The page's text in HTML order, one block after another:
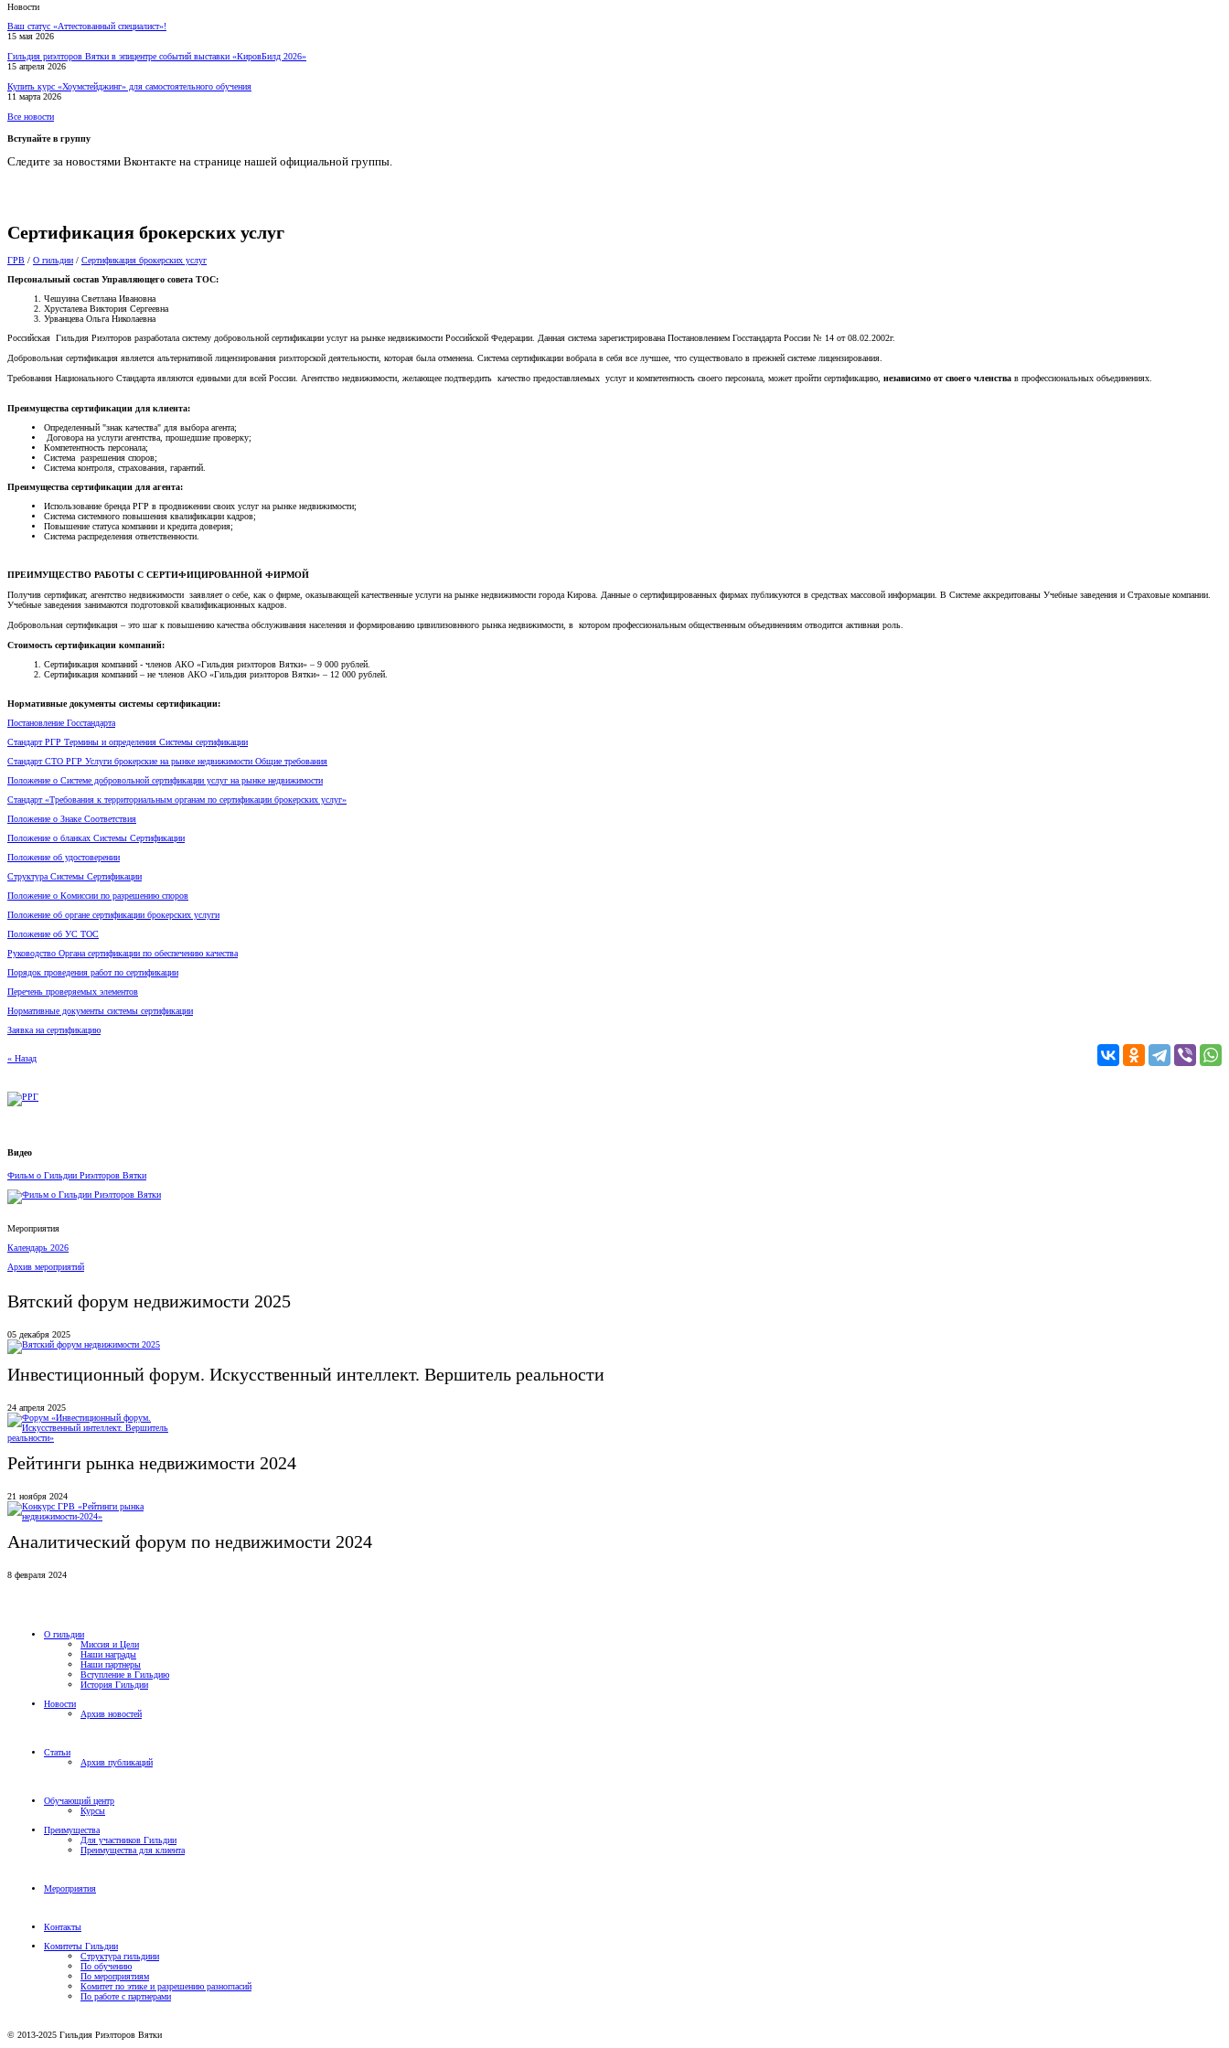
Новости
Ваш статус «Аттестованный специалист»!
15 мая 2026
Гильдия риэлторов Вятки в эпицентре событий выставки «КировБилд 2026»
15 апреля 2026
Купить курс «Хоумстейджинг» для самостоятельного обучения
11 марта 2026
Все новости
Вступайте в группу
Следите за новостями Вконтакте на странице нашей официальной группы.
Сертификация брокерских услуг
ГРВ / О гильдии / Сертификация брокерских услуг
Персональный состав Управляющего совета ТОС:
Чешуина Светлана Ивановна
Хрусталева Виктория Сергеевна
Урванцева Ольга Николаевна
Российская Гильдия Риэлторов разработала систему добровольной сертификации услуг на рынке недвижимости Российской Федерации. Данная система зарегистрирована Постановлением Госстандарта России № 14 от 08.02.2002г.
Добровольная сертификация является альтернативой лицензирования риэлторской деятельности, которая была отменена. Система сертификации вобрала в себя все лучшее, что существовало в прежней системе лицензирования.
Требования Национального Стандарта являются едиными для всей России. Агентство недвижимости, желающее подтвердить качество предоставляемых услуг и компетентность своего персонала, может пройти сертификацию, независимо от своего членства в профессиональных объединениях.
Преимущества сертификации для клиента:
Определенный "знак качества" для выбора агента;
Договора на услуги агентства, прошедшие проверку;
Компетентность персонала;
Система разрешения споров;
Система контроля, страхования, гарантий.
Преимущества сертификации для агента:
Использование бренда РГР в продвижении своих услуг на рынке недвижимости;
Система системного повышения квалификации кадров;
Повышение статуса компании и кредита доверия;
Система распределения ответственности.
ПРЕИМУЩЕСТВО РАБОТЫ С СЕРТИФИЦИРОВАННОЙ ФИРМОЙ
Получив сертификат, агентство недвижимости заявляет о себе, как о фирме, оказывающей качественные услуги на рынке недвижимости города Кирова. Данные о сертифицированных фирмах публикуются в средствах массовой информации. В Системе аккредитованы Учебные заведения и Страховые компании.
Учебные заведения занимаются подготовкой квалификационных кадров.
Добровольная сертификация – это шаг к повышению качества обслуживания населения и формированию цивилизовнного рынка недвижимости, в котором профессиональным общественным объединениям отводится активная роль.
Cтоимость сертификации компаний:
Сертификация компаний - членов АКО «Гильдия риэлторов Вятки» – 9 000 рублей.
Сертификация компаний – не членов АКО «Гильдия риэлторов Вятки» – 12 000 рублей.
Нормативные документы системы сертификации:
Постановление Госстандарта
Стандарт РГР Термины и определения Системы сертификации
Стандарт СТО РГР Услуги брокерские на рынке недвижимости Общие требования
Положение о Системе добровольной сертификации услуг на рынке недвижимости
Стандарт «Требования к территориальным органам по сертификации брокерских услуг»
Положение о Знаке Соответствия
Положение о бланках Системы Сертификации
Положение об удостоверении
Структура Системы Сертификации
Положение о Комиссии по разрешению споров
Положение об органе сертификации брокерских услуги
Положение об УС ТОС
Руководство Органа сертификации по обеспечению качества
Порядок проведения работ по сертификации
Перечень проверяемых элементов
Нормативные документы системы сертификации
Заявка на сертификацию
« Назад
Видео
Фильм о Гильдии Риэлторов Вятки
Мероприятия
Календарь 2026
Архив мероприятий
Вятский форум недвижимости 2025
05 декабря 2025
Инвестиционный форум. Искусственный интеллект. Вершитель реальности
24 апреля 2025
Рейтинги рынка недвижимости 2024
21 ноября 2024
Аналитический форум по недвижимости 2024
8 февраля 2024
О гильдии
Миссия и Цели
Наши награды
Наши партнеры
Вступление в Гильдию
История Гильдии
Новости
Архив новостей
Статьи
Архив публикаций
Обучающий центр
Курсы
Преимущества
Для участников Гильдии
Преимущества для клиента
Мероприятия
Контакты
Комитеты Гильдии
Структура гильдиии
По обучению
По мероприятиям
Комитет по этике и разрешению разногласий
По работе с партнерами
© 2013-2025 Гильдия Риэлторов Вятки